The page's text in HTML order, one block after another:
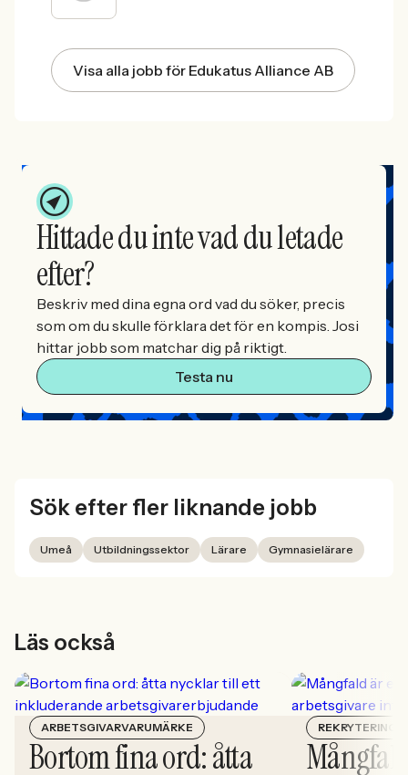
Visa alla jobb för Edukatus Alliance AB
Hittade du inte vad du letade
efter?
Beskriv med dina egna ord vad du söker, precis
som om du skulle förklara det för en kompis. Josi
hittar jobb som matchar dig på riktigt.
Testa nu
Sök efter fler liknande jobb
Umeå Utbildningssektor Lärare Gymnasielärare
Läs också
ARBETSGIVARVARUMÄRKE
Bortom fina ord: åtta
REKRYTERING